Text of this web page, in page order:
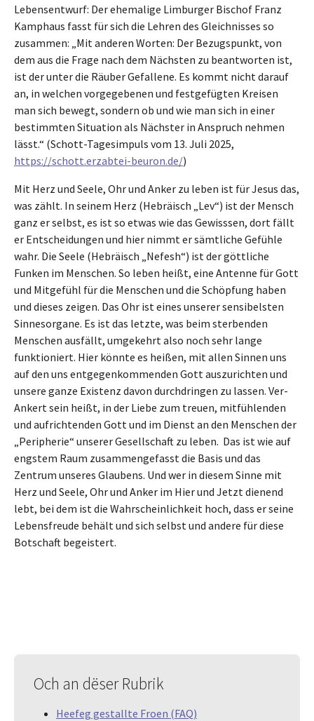
Lebensentwurf: Der ehemalige Limburger Bischof Franz
Kamphaus fasst für sich die Lehren des Gleichnisses so
zusammen: „Mit anderen Worten: Der Bezugspunkt, von
dem aus die Frage nach dem Nächsten zu beantworten ist,
ist der unter die Räuber Gefallene. Es kommt nicht darauf
an, in welchen vorgegebenen und festgefügten Kreisen
man sich bewegt, sondern ob und wie man sich in einer
bestimmten Situation als Nächster in Anspruch nehmen
lässt.“ (Schott-Tagesimpuls vom 13. Juli 2025,
https://schott.erzabtei-beuron.de/)
Mit Herz und Seele, Ohr und Anker zu leben ist für Jesus das,
was zählt. In seinem Herz (Hebräisch „Lev“) ist der Mensch
ganz er selbst, es ist so etwas wie das Gewisssen, dort fällt
er Entscheidungen und hier nimmt er sämtliche Gefühle
wahr. Die Seele (Hebräisch „Nefesh“) ist der göttliche
Funken im Menschen. So leben heißt, eine Antenne für Gott
und Mitgefühl für die Menschen und die Schöpfung haben
und dieses zeigen. Das Ohr ist eines unserer sensibelsten
Sinnesorgane. Es ist das letzte, was beim sterbenden
Menschen ausfällt, umgekehrt also noch sehr lange
funktioniert. Hier könnte es heißen, mit allen Sinnen uns
auf den uns entgegenkommenden Gott auszurichten und
unsere ganze Existenz davon durchdringen zu lassen. Ver-
Ankert sein heißt, in der Liebe zum treuen, mitfühlenden
und aufrichtenden Gott und im Dienst an den Menschen der
„Peripherie“ unserer Gesellschaft zu leben. Das ist wie auf
engstem Raum zusammengefasst die Basis und das
Zentrum unseres Glaubens. Und wer in diesem Sinne mit
Herz und Seele, Ohr und Anker im Hier und Jetzt dienend
lebt, bei dem ist die Wahrscheinlichkeit hoch, dass er seine
Lebensfreude behält und sich selbst und andere für diese
Botschaft begeistert.
Och an dëser Rubrik
Heefeg gestallte Froen (FAQ)